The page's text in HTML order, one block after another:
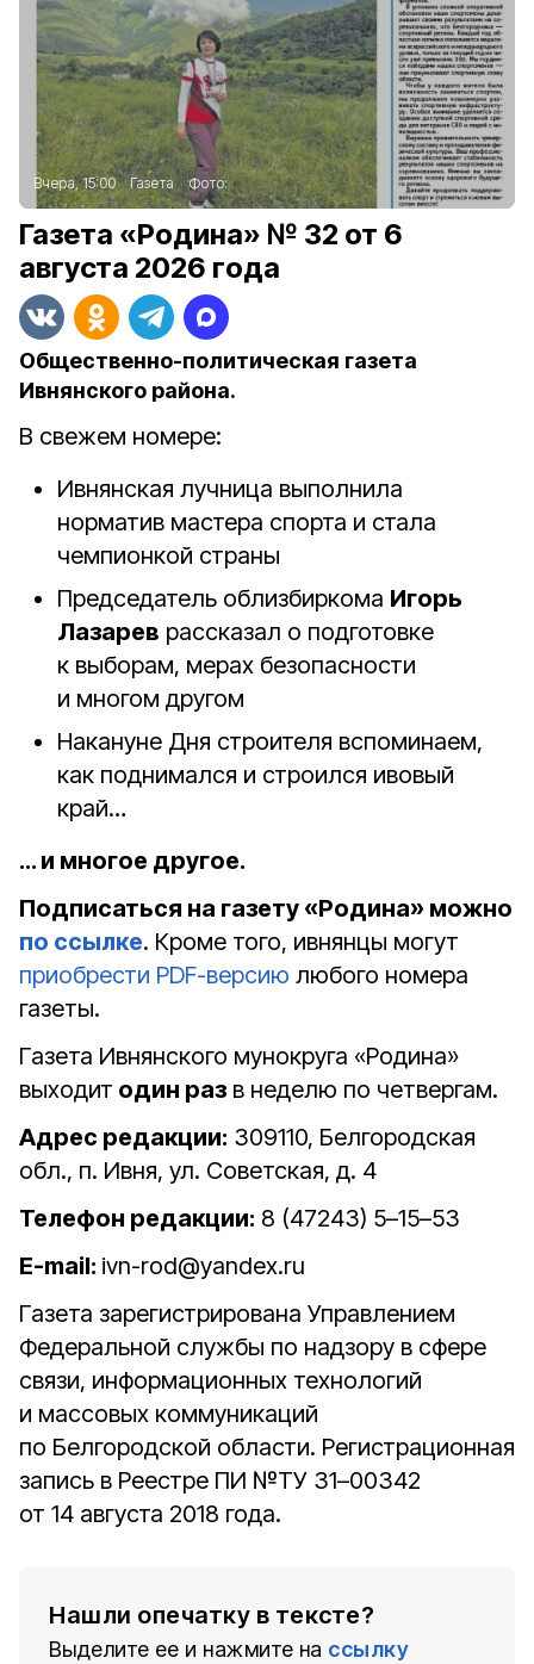
Вчера, 15:00 Газета Фото:
Газета «Родина» № 32 от 6
августа 2026 года
Общественно-политическая газета
Ивнянского района.
В свежем номере:
Ивнянская лучница выполнила
норматив мастера спорта и стала
чемпионкой страны
Председатель облизбиркома Игорь
Лазарев рассказал о подготовке
к выборам, мерах безопасности
и многом другом
Накануне Дня строителя вспоминаем,
как поднимался и строился ивовый
край…
… и многое другое.
Подписаться на газету «Родина» можно
по ссылке. Кроме того, ивнянцы могут
приобрести PDF-версию любого номера
газеты.
Газета Ивнянского мунокруга «Родина»
выходит один раз в неделю по четвергам.
Адрес редакции: 309110, Белгородская
обл., п. Ивня, ул. Советская, д. 4
Телефон редакции: 8 (47243) 5–15–53
E-mail: ivn-rod@yandex.ru
Газета зарегистрирована Управлением
Федеральной службы по надзору в сфере
связи, информационных технологий
и массовых коммуникаций
по Белгородской области. Регистрационная
запись в Реестре ПИ №ТУ 31–00342
от 14 августа 2018 года.
Нашли опечатку в тексте?
Выделите ее и нажмите на ссылку